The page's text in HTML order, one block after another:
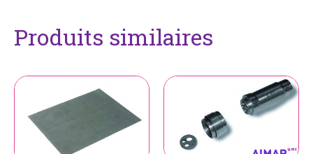
Produits similaires